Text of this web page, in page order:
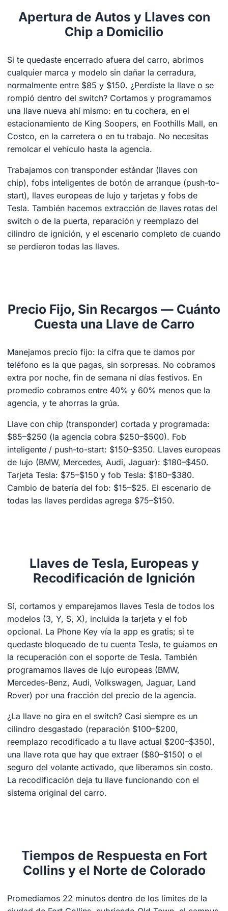
Apertura de Autos y Llaves con
Chip a Domicilio
Si te quedaste encerrado afuera del carro, abrimos
cualquier marca y modelo sin dañar la cerradura,
normalmente entre $85 y $150. ¿Perdiste la llave o se
rompió dentro del switch? Cortamos y programamos
una llave nueva ahí mismo: en tu cochera, en el
estacionamiento de King Soopers, en Foothills Mall, en
Costco, en la carretera o en tu trabajo. No necesitas
remolcar el vehículo hasta la agencia.
Trabajamos con transponder estándar (llaves con
chip), fobs inteligentes de botón de arranque (push-to-
start), llaves europeas de lujo y tarjetas y fobs de
Tesla. También hacemos extracción de llaves rotas del
switch o de la puerta, reparación y reemplazo del
cilindro de ignición, y el escenario completo de cuando
se perdieron todas las llaves.
Precio Fijo, Sin Recargos — Cuánto
Cuesta una Llave de Carro
Manejamos precio fijo: la cifra que te damos por
teléfono es la que pagas, sin sorpresas. No cobramos
extra por noche, fin de semana ni días festivos. En
promedio cobramos entre 40% y 60% menos que la
agencia, y te ahorras la grúa.
Llave con chip (transponder) cortada y programada:
$85–$250 (la agencia cobra $250–$500). Fob
inteligente / push-to-start: $150–$350. Llaves europeas
de lujo (BMW, Mercedes, Audi, Jaguar): $180–$450.
Tarjeta Tesla: $75–$150 y fob Tesla: $180–$380.
Cambio de batería del fob: $15–$25. El escenario de
todas las llaves perdidas agrega $75–$150.
Llaves de Tesla, Europeas y
Recodificación de Ignición
Sí, cortamos y emparejamos llaves Tesla de todos los
modelos (3, Y, S, X), incluida la tarjeta y el fob
opcional. La Phone Key vía la app es gratis; si te
quedaste bloqueado de tu cuenta Tesla, te guiamos en
la recuperación con el soporte de Tesla. También
programamos llaves de lujo europeas (BMW,
Mercedes-Benz, Audi, Volkswagen, Jaguar, Land
Rover) por una fracción del precio de la agencia.
¿La llave no gira en el switch? Casi siempre es un
cilindro desgastado (reparación $100–$200,
reemplazo recodificado a tu llave actual $200–$350),
una llave rota que hay que extraer ($80–$150) o el
seguro del volante activado, que liberamos sin costo.
La recodificación deja tu llave funcionando con el
sistema original del carro.
Tiempos de Respuesta en Fort
Collins y el Norte de Colorado
Promediamos 22 minutos dentro de los límites de la